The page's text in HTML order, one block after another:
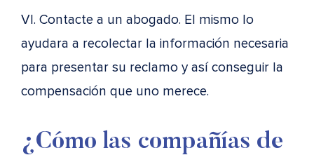
VI. Contacte a un abogado. El mismo lo
ayudara a recolectar la información necesaria
para presentar su reclamo y así conseguir la
compensación que uno merece.
¿Cómo las compañías de